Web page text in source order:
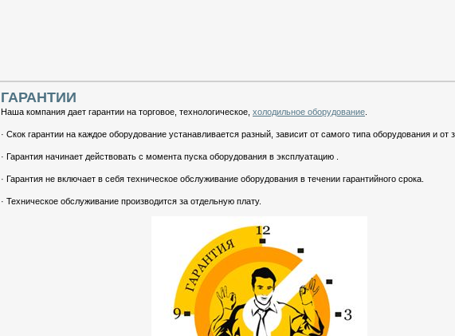
ГАРАНТИИ
Наша компания дает гарантии на торговое, технологическое, холодильное оборудование
· Скок гарантии на каждое оборудование устанавливается разный, зависит от самого типа оборудования и от
· Гарантия начинает действовать с момента пуска оборудования в эксплуатацию .
· Гарантия не включает в себя техническое обслуживание оборудования в течении гарантийного срока.
· Техническое обслуживание производится за отдельную плату.